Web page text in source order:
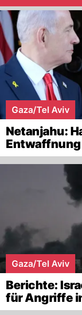
Gaza/Tel Aviv
Netanjahu:
Gaza/Tel Aviv
Berichte:
für Angriffe